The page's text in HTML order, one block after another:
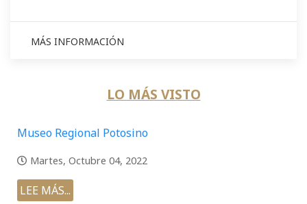
MÁS INFORMACIÓN
LO MÁS VISTO
Museo Regional Potosino
Martes, Octubre 04, 2022
LEE MÁS...